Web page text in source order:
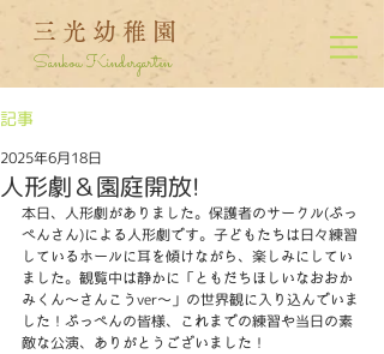
三光幼稚園
Sankou Kindergarten
記事
人形劇＆園庭開放!
2025年6月18日
本日、人形劇がありました。保護者のサークル(ぷっ
ぺんさん)による人形劇です。子どもたちは日々練習
しているホールに耳を傾けながら、楽しみにしてい
ました。観覧中は静かに「ともだちほしいなおおか
みくん～さんこうver～」の世界観に入り込んでいま
した！ぷっぺんの皆様、これまでの練習や当日の素
敵な公演、ありがとうございました！